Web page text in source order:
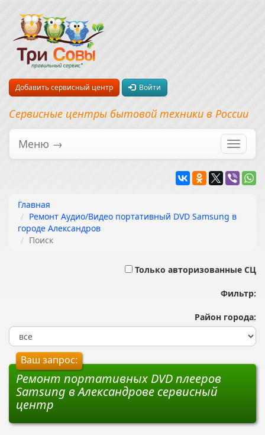
Добавить сервисный центр Войти
Сервисные центры бытовой техники в России
Меню →
Главная
Ремонт Аудио/Видео портативный DVD Samsung в
городе Александров
Поиск
Только авторизованные СЦ
Фильтр:
Район города:
Ваш запрос:
Ремонт портативных DVD плееров
Samsung в Александрове сервисный
центр